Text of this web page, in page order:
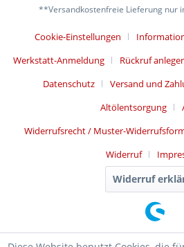
**Versandkostenfreie Lieferung nur
Cookie-Einstellungen
Werkstatt-Anmeldung
Rückruf
Datenschutz
Versand und
Altölentsorgung
Widerrufsrecht / Muster-
Widerruf
Widerruf